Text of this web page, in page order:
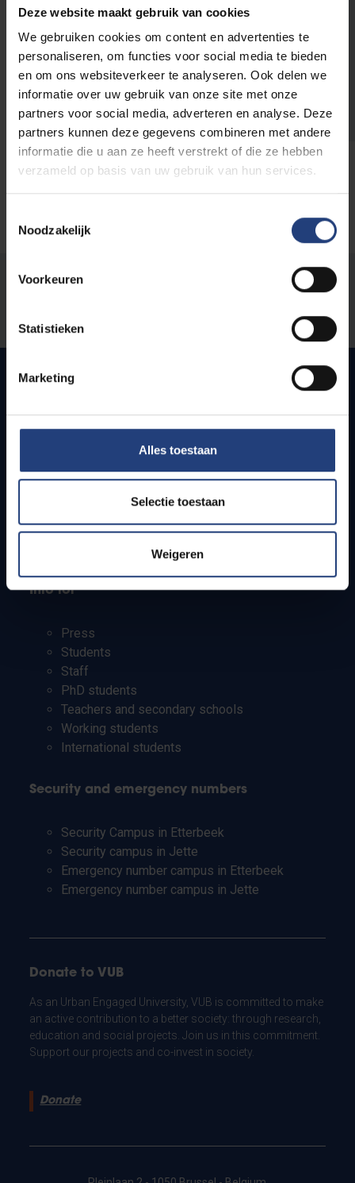
Deze website maakt gebruik van cookies
We gebruiken cookies om content en advertenties te
personaliseren, om functies voor social media te bieden
en om ons websiteverkeer te analyseren. Ook delen we
informatie over uw gebruik van onze site met onze
partners voor social media, adverteren en analyse. Deze
partners kunnen deze gegevens combineren met andere
informatie die u aan ze heeft verstrekt of die ze hebben
verzameld op basis van uw gebruik van hun services.
Noodzakelijk
Voorkeuren
Statistieken
Marketing
Alles toestaan
Selectie toestaan
Weigeren
Registration
Status
message
Sorry… This form is closed to new
submissions.
Was there an error on this page?
Jobs
How to get to the VUB campuses
Research groups
Campus facilities
Info for
Press
Students
Staff
PhD students
Teachers and secondary schools
Working students
International students
Security and emergency numbers
Security Campus in Etterbeek
Security campus in Jette
Emergency number campus in Etterbeek
Emergency number campus in Jette
Donate to VUB
As an Urban Engaged University, VUB is committed to make
an active contribution to a better society: through research,
education and social projects. Join us in this commitment.
Support our projects and co-invest in society.
Donate